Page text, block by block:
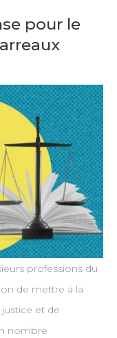
pour le
professions du
de mettre à la
et de
nombre